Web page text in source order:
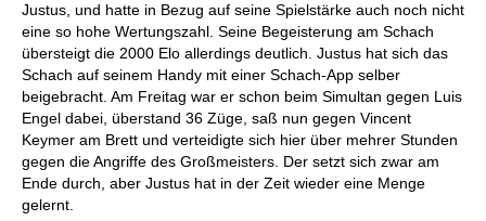
Justus, und hatte in Bezug auf seine Spielstärke auch noch nicht
eine so hohe Wertungszahl. Seine Begeisterung am Schach
übersteigt die 2000 Elo allerdings deutlich. Justus hat sich das
Schach auf seinem Handy mit einer Schach-App selber
beigebracht. Am Freitag war er schon beim Simultan gegen Luis
Engel dabei, überstand 36 Züge, saß nun gegen Vincent
Keymer am Brett und verteidigte sich hier über mehrer Stunden
gegen die Angriffe des Großmeisters. Der setzt sich zwar am
Ende durch, aber Justus hat in der Zeit wieder eine Menge
gelernt.